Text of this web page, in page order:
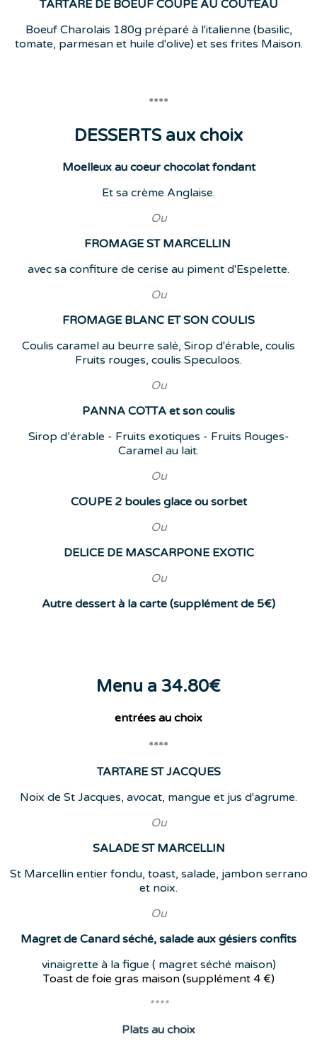
TARTARE DE BOEUF COUPE AU COUTEAU
Boeuf Charolais 180g préparé à l'italienne (basilic,
tomate, parmesan et huile d'olive) et ses frites Maison.
****
DESSERTS aux choix
Moelleux au coeur chocolat fondant
Et sa crème Anglaise.
Ou
FROMAGE ST MARCELLIN
avec sa confiture de cerise au piment d'Espelette.
Ou
FROMAGE BLANC ET SON COULIS
Coulis caramel au beurre salé, Sirop d'érable, coulis
Fruits rouges, coulis Speculoos.
Ou
PANNA COTTA et son coulis
Sirop d’érable - Fruits exotiques - Fruits Rouges-
Caramel au lait.
Ou
COUPE 2 boules glace ou sorbet
Ou
DELICE DE MASCARPONE EXOTIC
Ou
Autre dessert à la carte (supplément de 5€)
Menu a 34.80€
entrées au choix
****
TARTARE ST JACQUES
Noix de St Jacques, avocat, mangue et jus d'agrume.
Ou
SALADE ST MARCELLIN
St Marcellin entier fondu, toast, salade, jambon serrano
et noix.
Ou
Magret de Canard séché, salade aux gésiers confits
vinaigrette à la figue ( magret séché maison)
Toast de foie gras maison (supplément 4 €)
****
Plats au choix